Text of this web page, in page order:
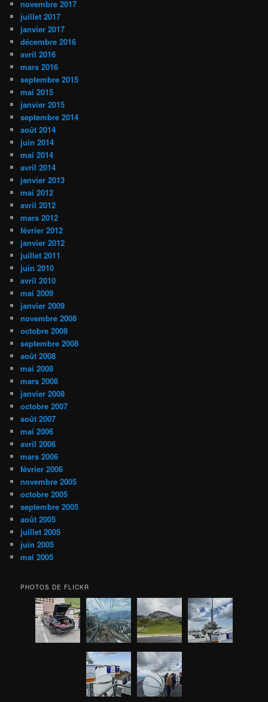
novembre 2017
juillet 2017
janvier 2017
décembre 2016
avril 2016
mars 2016
septembre 2015
mai 2015
janvier 2015
septembre 2014
août 2014
juin 2014
mai 2014
avril 2014
janvier 2013
mai 2012
avril 2012
mars 2012
février 2012
janvier 2012
juillet 2011
juin 2010
avril 2010
mai 2009
janvier 2009
novembre 2008
octobre 2008
septembre 2008
août 2008
mai 2008
mars 2008
janvier 2008
octobre 2007
août 2007
mai 2006
avril 2006
mars 2006
février 2006
novembre 2005
octobre 2005
septembre 2005
août 2005
juillet 2005
juin 2005
mai 2005
PHOTOS DE FLICKR